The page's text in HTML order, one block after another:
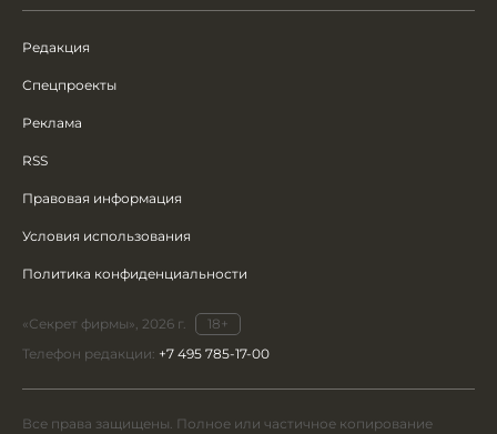
Редакция
Спецпроекты
Реклама
RSS
Правовая информация
Условия использования
Политика конфиденциальности
«Секрет фирмы», 2026 г.
18+
Телефон редакции: +7 495 785-17-00
Все права защищены. Полное или частичное копирование